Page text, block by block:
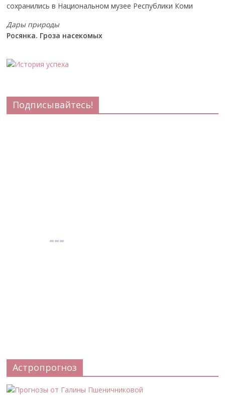
сохранились в Национальном музее Республики Коми
Дары природы
Росянка. Гроза насекомых
Подписывайтесь!
Астропрогноз